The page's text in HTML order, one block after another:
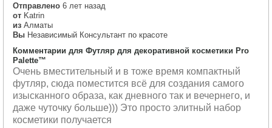
Отправлено 6 лет назад
от Katrin
из Алматы
Вы Независимый Консультант по красоте
Комментарии для Футляр для декоративной косметики Pro
Palette™
Очень вместительный и в тоже время компактный
футляр, сюда поместится всё для создания самого
изысканного образа, как дневного так и вечернего, и
даже чуточку больше))) Это просто элитный набор
косметики получается